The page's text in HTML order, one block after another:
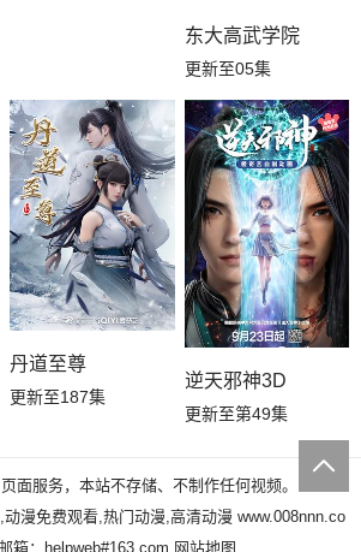
东大高武学院
更新至05集
丹道至尊
更新至187集
逆天邪神3D
更新至第49集
面服务，本站不存储、不制作任何视频。
漫免费观看,热门动漫,高清动漫 www.008nnn.co
箱：helpweb#163.com 网站地图